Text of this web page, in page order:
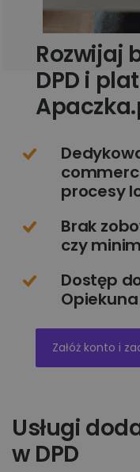
Rozwijaj
DPD i
procesy
Brak
czy
Dostęp
Załóż konto i
Usługi
w DPD